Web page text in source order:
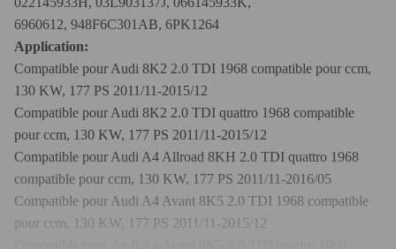
6960612, 948F6C301AB, 6PK1264
Application:
Compatible pour Audi 8K2 2.0 TDI 1968 compatible pour ccm,
130 KW, 177 PS 2011/11-2015/12
Compatible pour Audi 8K2 2.0 TDI quattro 1968 compatible
pour ccm, 130 KW, 177 PS 2011/11-2015/12
Compatible pour Audi A4 Allroad 8KH 2.0 TDI quattro 1968
compatible pour ccm, 130 KW, 177 PS 2011/11-2016/05
Compatible pour Audi A4 Avant 8K5 2.0 TDI 1968 compatible
pour ccm, 130 KW, 177 PS 2011/11-2015/12